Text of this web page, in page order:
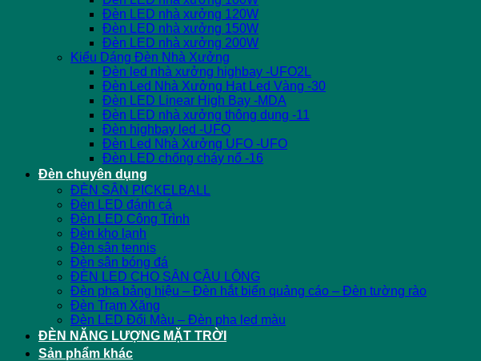
Đèn LED nhà xưởng 120W
Đèn LED nhà xưởng 150W
Đèn LED nhà xưởng 200W
Kiểu Dáng Đèn Nhà Xưởng
Đèn led nhà xưởng highbay -UFO2L
Đèn Led Nhà Xưởng Hạt Led Vàng -30
Đèn LED Linear High Bay -MDA
Đèn LED nhà xưởng thông dụng -11
Đèn highbay led -UFO
Đèn Led Nhà Xưởng UFO -UFO
Đèn LED chống cháy nổ -16
Đèn chuyên dụng
ĐÈN SÂN PICKELBALL
Đèn LED đánh cá
Đèn LED Công Trình
Đèn kho lạnh
Đèn sân tennis
Đèn sân bóng đá
ĐÈN LED CHO SÂN CẦU LÔNG
Đèn pha bảng hiệu – Đèn hắt biển quảng cáo – Đèn tường rào
Đèn Trạm Xăng
Đèn LED Đổi Màu – Đèn pha led màu
ĐÈN NĂNG LƯỢNG MẶT TRỜI
Sản phẩm khác